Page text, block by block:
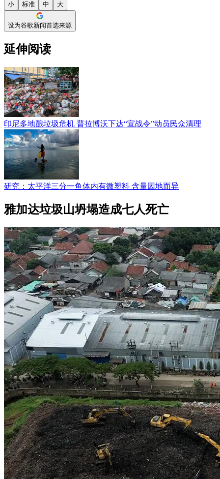
小 标准 中 大
设为谷歌新闻首选来源
延伸阅读
印尼多地酿垃圾危机 普拉博沃下达“宣战令”动员民众清理
研究：太平洋三分一鱼体内有微塑料 含量因地而异
雅加达垃圾山坍塌造成七人死亡